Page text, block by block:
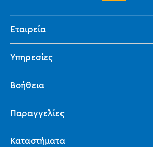
Εταιρεία
Υπηρεσίες
Βοήθεια
Παραγγελίες
Καταστήματα